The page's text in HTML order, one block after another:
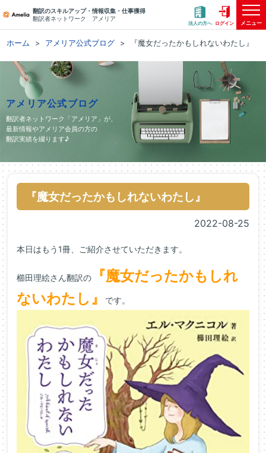
翻訳のスキルアップ・情報収集・仕事獲得
翻訳者ネットワーク アメリア
法人の方へ ログイン メニュー
ホーム アメリア公式ブログ 『魔女だったかもしれないわたし』
アメリア公式ブログ
翻訳者ネットワーク「アメリア」が、
最新情報やアメリア会員の方の
翻訳実績を綴ります♪
『魔女だったかもしれないわたし』
2022-08-25
本日はもう1冊、ご紹介させていただきます。
櫛田理絵さん翻訳の
『魔女だったかもしれ
ないわたし』
です。